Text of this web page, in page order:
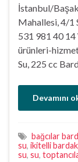
İstanbul/
Mahallesi, 4/1
531 981 40
ürünleri-
Su, 225 cc
Devamını
bağcılar
su, ikitelli
su, su,